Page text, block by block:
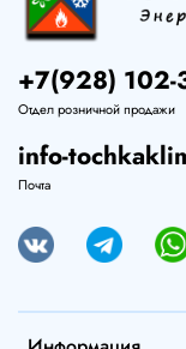
+7(928) 102-
Отдел розничной продажи
info-
Почта